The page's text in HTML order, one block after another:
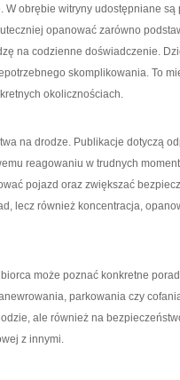
W obrębie witryny udostępniane
opanować zarówno
na codzienne doświadczenie.
skomplikowania. To
okolicznościach.
na drodze. Publikacje dotyczą
reagowaniu w trudnych
pojazd oraz zwiększać
lecz również koncentracja,
może poznać konkretne
parkowania czy
ale również na
z innymi.